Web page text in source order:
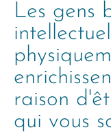
Les gens
raison
qui vous